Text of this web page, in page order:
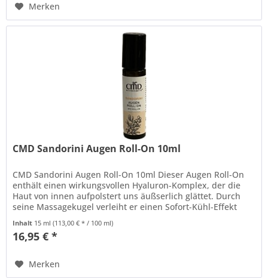
Merken
CMD Sandorini Augen Roll-On 10ml
CMD Sandorini Augen Roll-On 10ml Dieser Augen Roll-On
enthält einen wirkungsvollen Hyaluron-Komplex, der die
Haut von innen aufpolstert uns äußserlich glättet. Durch
seine Massagekugel verleiht er einen Sofort-Kühl-Effekt
Inhalt 15 ml(113,00 € * / 100 ml)
16,95 € *
Merken